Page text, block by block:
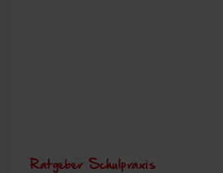
Ratgeber Schulpraxis